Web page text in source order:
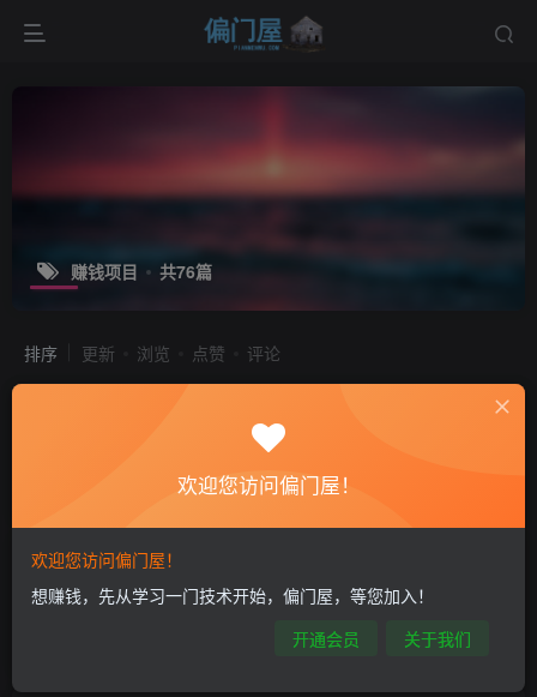
赚钱项目 共76篇
排序 更新 浏览 点赞 评论
php源码知识付费观看视频课程网站|教
程资料源码下载
4个月前
4个月前
欢迎您访问偏门屋！
欢迎您访问偏门屋！
想赚钱，先从学习一门技术开始，偏门屋，等您加入！
开通会员
关于我们